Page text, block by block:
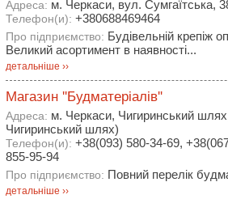
Адреса: м. Черкаси, вул. Сумгаїтська,
Телефон(и): +380688469464
Про підприємство: Будівельній крепіж
Великий асортимент в наявності...
детальніше ››
Магазин ''Будматеріалів''
Адреса: м. Черкаси, Чигиринський
Чигиринський шлях)
Телефон(и): +38(093) 580-34-69,
855-95-94
Про підприємство: Повний перелік
детальніше ››